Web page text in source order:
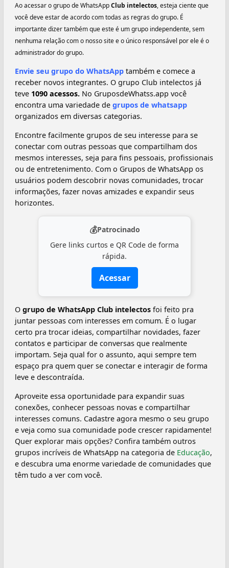
Ao acessar o grupo de WhatsAppClub intelectos, esteja ciente que
você deve estar de acordo com todas as regras do grupo. É
importante dizer também que este é um grupo independente, sem
nenhuma relação com o nosso site e o único responsável por ele é o
administrador do grupo.
Envie seu grupo do WhatsApp também e comece a
receber novos integrantes. O grupo Club intelectos já
teve 1090 acessos. No GruposdeWhatss.app você
encontra uma variedade de grupos de whatsapp
organizados em diversas categorias.
Encontre facilmente grupos de seu interesse para se
conectar com outras pessoas que compartilham dos
mesmos interesses, seja para fins pessoais, profissionais
ou de entretenimento. Com o Grupos de WhatsApp os
usuários podem descobrir novas comunidades, trocar
informações, fazer novas amizades e expandir seus
horizontes.
💰Patrocinado
Gere links curtos e QR Code de forma
rápida.
Acessar
O grupo de WhatsApp Club intelectos foi feito pra
juntar pessoas com interesses em comum. É o lugar
certo pra trocar ideias, compartilhar novidades, fazer
contatos e participar de conversas que realmente
importam. Seja qual for o assunto, aqui sempre tem
espaço pra quem quer se conectar e interagir de forma
leve e descontraída.
Aproveite essa oportunidade para expandir suas
conexões, conhecer pessoas novas e compartilhar
interesses comuns. Cadastre agora mesmo o seu grupo
e veja como sua comunidade pode crescer rapidamente!
Quer explorar mais opções? Confira também outros
grupos incríveis de WhatsApp na categoria de Educação,
e descubra uma enorme variedade de comunidades que
têm tudo a ver com você.